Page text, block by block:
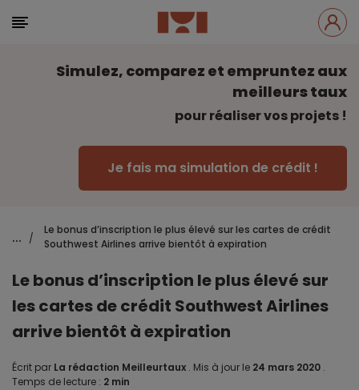
Simulez, comparez et empruntez aux
meilleurs taux
pour réaliser vos projets !
Je fais ma simulation de crédit !
... /
Le bonus d’inscription le plus élevé sur les cartes de crédit
Southwest Airlines arrive bientôt à expiration
Le bonus d’inscription le plus élevé sur
les cartes de crédit Southwest Airlines
arrive bientôt à expiration
Écrit par La rédaction Meilleurtaux . Mis à jour le 24 mars 2020 .
Temps de lecture : 2 min